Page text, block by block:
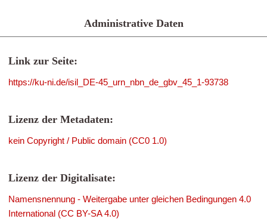
Administrative Daten
Link zur Seite:
https://ku-ni.de/isil_DE-45_urn_nbn_de_gbv_45_1-93738
Lizenz der Metadaten:
kein Copyright / Public domain (CC0 1.0)
Lizenz der Digitalisate:
Namensnennung - Weitergabe unter gleichen Bedingungen 4.0
International (CC BY-SA 4.0)